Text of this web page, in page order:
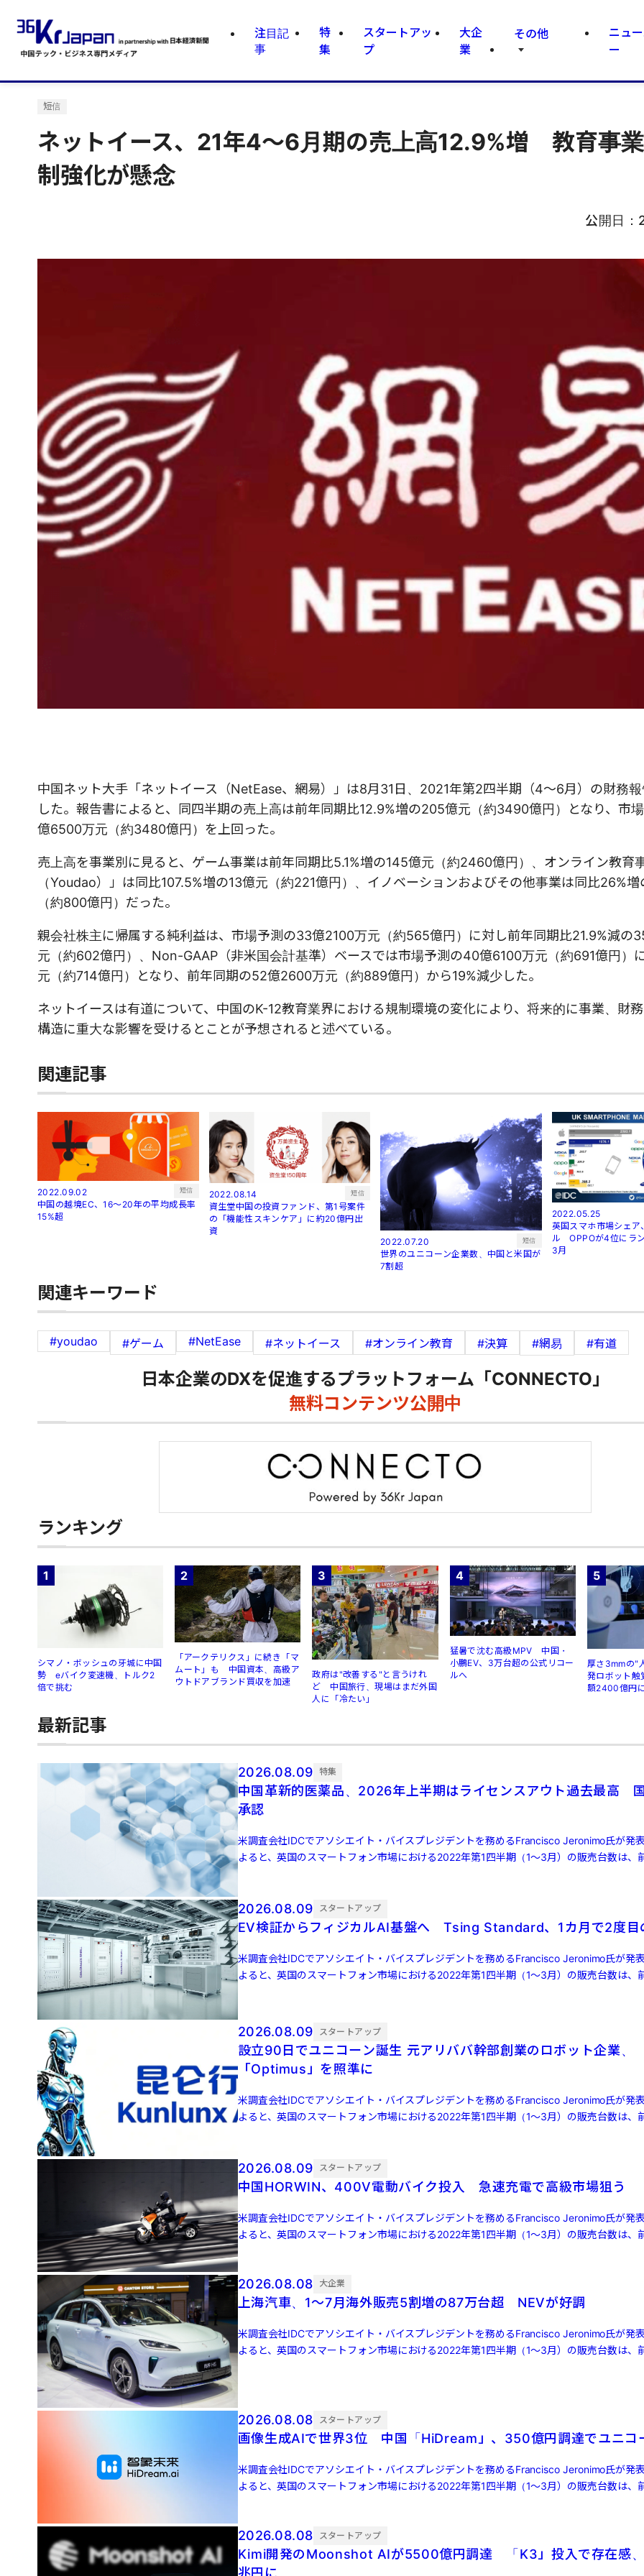
注目記
事
特
集
スタートアッ
プ
大企
業
その他
ニュ
ー
短信
ネットイース、21年4～6月期の売上高12.9%増 教育事
制強化が懸念
公開日：
中国ネット大手「ネットイース（NetEase、網易）」は8月31日、2021年第2四半期（4～6月）の財務
した。報告書によると、同四半期の売上高は前年同期比12.9%増の205億元（約3490億円）となり、市
億6500万元（約3480億円）を上回った。
売上高を事業別に見ると、ゲーム事業は前年同期比5.1%増の145億元（約2460億円）、オンライン教育
（Youdao）」は同比107.5%増の13億元（約221億円）、イノベーションおよびその他事業は同比26%
（約800億円）だった。
親会社株主に帰属する純利益は、市場予測の33億2100万元（約565億円）に対し前年同期比21.9%減の
元（約602億円）、Non-GAAP（非米国会計基準）ベースでは市場予測の40億6100万元（約691億円）
元（約714億円）となり、前年同期の52億2600万元（約889億円）から19%減少した。
ネットイースは有道について、中国のK-12教育業界における規制環境の変化により、将来的に事業、財
構造に重大な影響を受けるとことが予想されると述べている。
関連記事
2022.09.02 短信
中国の越境EC、16～20年の平均成長率
15%超
2022.08.14 短信
資生堂中国の投資ファンド、第1号案件
の「機能性スキンケア」に約20億円出
資
2022.07.20
短信
世界のユニコーン企業数、中国と米国が
7割超
2022.05.25
英国スマホ市場シェア
ル OPPOが4位にラ
3月
関連キーワード
#youdao #ゲーム #NetEase #ネットイース #オンライン教育 #決算 #網易 #有道
日本企業のDXを促進するプラットフォーム「CONNECTO」
無料コンテンツ公開中
ランキング
1
シマノ・ボッシュの牙城に中国
勢 eバイク変速機、トルク2
倍で挑む
2
「アークテリクス」に続き「マ
ムート」も 中国資本、高級ア
ウトドアブランド買収を加速
3
政府は"改善する"と言うけれ
ど 中国旅行、現場はまだ外国
人に「冷たい」
4
猛暑で沈む高級MPV 中国・
小鵬EV、3万台超の公式リコー
ルへ
5
厚さ3mmの"
発ロボット触
額2400億円
最新記事
2026.08.09 特集
中国革新的医薬品、2026年上半期はライセンスアウト過去最高
承認
米調査会社IDCでアソシエイト・バイスプレジデントを務めるFrancisco Jeronimo氏が発
よると、英国のスマートフォン市場における2022年第1四半期（1～3月）の販売台数は、
増 […]
2026.08.09 スタートアップ
EV検証からフィジカルAI基盤へ Tsing Standard、1カ月で2度目
米調査会社IDCでアソシエイト・バイスプレジデントを務めるFrancisco Jeronimo氏が発
よると、英国のスマートフォン市場における2022年第1四半期（1～3月）の販売台数は、
2026.08.09 スタートアップ
設立90日でユニコーン誕生 元アリババ幹部創業のロボット企業、
「Optimus」を照準に
米調査会社IDCでアソシエイト・バイスプレジデントを務めるFrancisco Jeronimo氏が発
よると、英国のスマートフォン市場における2022年第1四半期（1～3月）の販売台数は、
2026.08.09 スタートアップ
中国HORWIN、400V電動バイク投入 急速充電で高級市場狙う
米調査会社IDCでアソシエイト・バイスプレジデントを務めるFrancisco Jeronimo氏が発
よると、英国のスマートフォン市場における2022年第1四半期（1～3月）の販売台数は、
増 […]
2026.08.08 大企業
上海汽車、1～7月海外販売5割増の87万台超 NEVが好調
米調査会社IDCでアソシエイト・バイスプレジデントを務めるFrancisco Jeronimo氏が発
よると、英国のスマートフォン市場における2022年第1四半期（1～3月）の販売台数は、
2026.08.08 スタートアップ
画像生成AIで世界3位 中国「HiDream」、350億円調達でユニコ
米調査会社IDCでアソシエイト・バイスプレジデントを務めるFrancisco Jeronimo氏が発
よると、英国のスマートフォン市場における2022年第1四半期（1～3月）の販売台数は、
2026.08.08 スタートアップ
Kimi開発のMoonshot AIが5500億円調達 「K3」投入で存在感